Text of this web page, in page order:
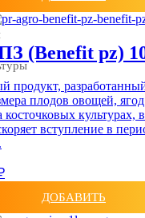
(Benefit pz)
продукт,
плодов овощей,
культурах,
вступление в
ДОБАВИТЬ